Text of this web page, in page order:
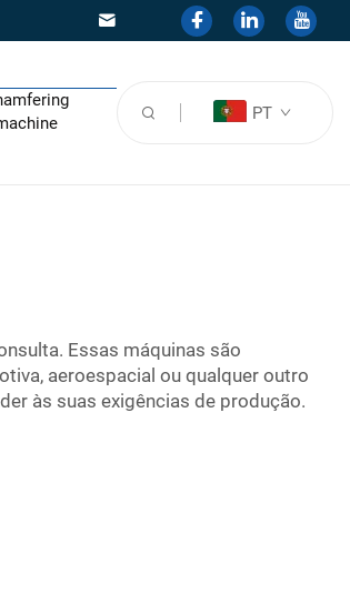
PT
Essas máquinas são
aeroespacial ou qualquer outro
às suas exigências de produção.